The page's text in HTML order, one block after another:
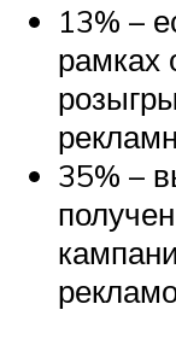
13% –
рамках
35% –